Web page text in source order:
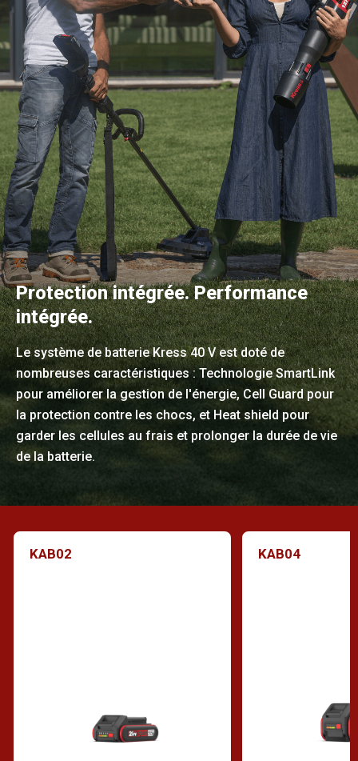
Protection intégrée. Performance
intégrée.
Le système de batterie Kress 40 V est doté de
nombreuses caractéristiques : Technologie SmartLink
pour améliorer la gestion de l'énergie, Cell Guard pour
la protection contre les chocs, et Heat shield pour
garder les cellules au frais et prolonger la durée de vie
de la batterie.
KAB02 KAB04